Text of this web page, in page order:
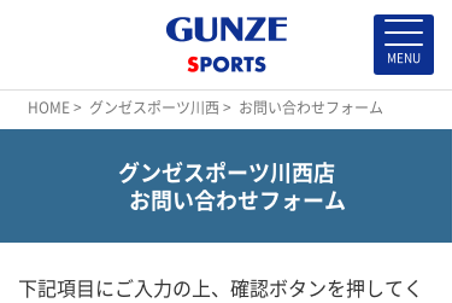
HOME> グンゼスポーツ川西 > お問い合わせフォーム
グンゼスポーツ川西店
お問い合わせフォーム
下記項目にご入力の上、確認ボタンを押してく